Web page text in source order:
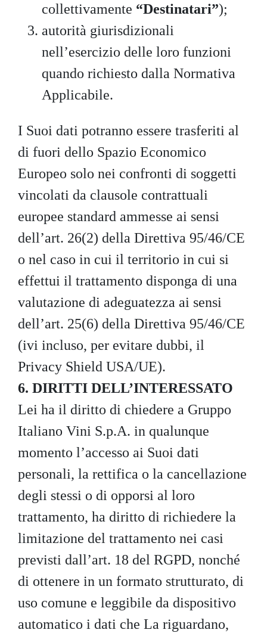
collettivamente “Destinatari”);
autorità giurisdizionali
nell’esercizio delle loro funzioni
quando richiesto dalla Normativa
Applicabile.
I Suoi dati potranno essere trasferiti al
di fuori dello Spazio Economico
Europeo solo nei confronti di soggetti
vincolati da clausole contrattuali
europee standard ammesse ai sensi
dell’art. 26(2) della Direttiva 95/46/CE
o nel caso in cui il territorio in cui si
effettui il trattamento disponga di una
valutazione di adeguatezza ai sensi
dell’art. 25(6) della Direttiva 95/46/CE
(ivi incluso, per evitare dubbi, il
Privacy Shield USA/UE).
6. DIRITTI DELL’INTERESSATO
Lei ha il diritto di chiedere a Gruppo
Italiano Vini S.p.A. in qualunque
momento l’accesso ai Suoi dati
personali, la rettifica o la cancellazione
degli stessi o di opporsi al loro
trattamento, ha diritto di richiedere la
limitazione del trattamento nei casi
previsti dall’art. 18 del RGPD, nonché
di ottenere in un formato strutturato, di
uso comune e leggibile da dispositivo
automatico i dati che La riguardano,